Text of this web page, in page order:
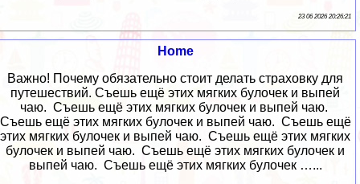
23 06 2026 20:26:21
Home
Важно! Почему обязательно стоит делать страховку для
путешествий. Съешь ещё этих мягких булочек и выпей
чаю. Съешь ещё этих мягких булочек и выпей чаю.
Съешь ещё этих мягких булочек и выпей чаю. Съешь ещё
этих мягких булочек и выпей чаю. Съешь ещё этих мягких
булочек и выпей чаю. Съешь ещё этих мягких булочек и
выпей чаю. Съешь ещё этих мягких булочек …...